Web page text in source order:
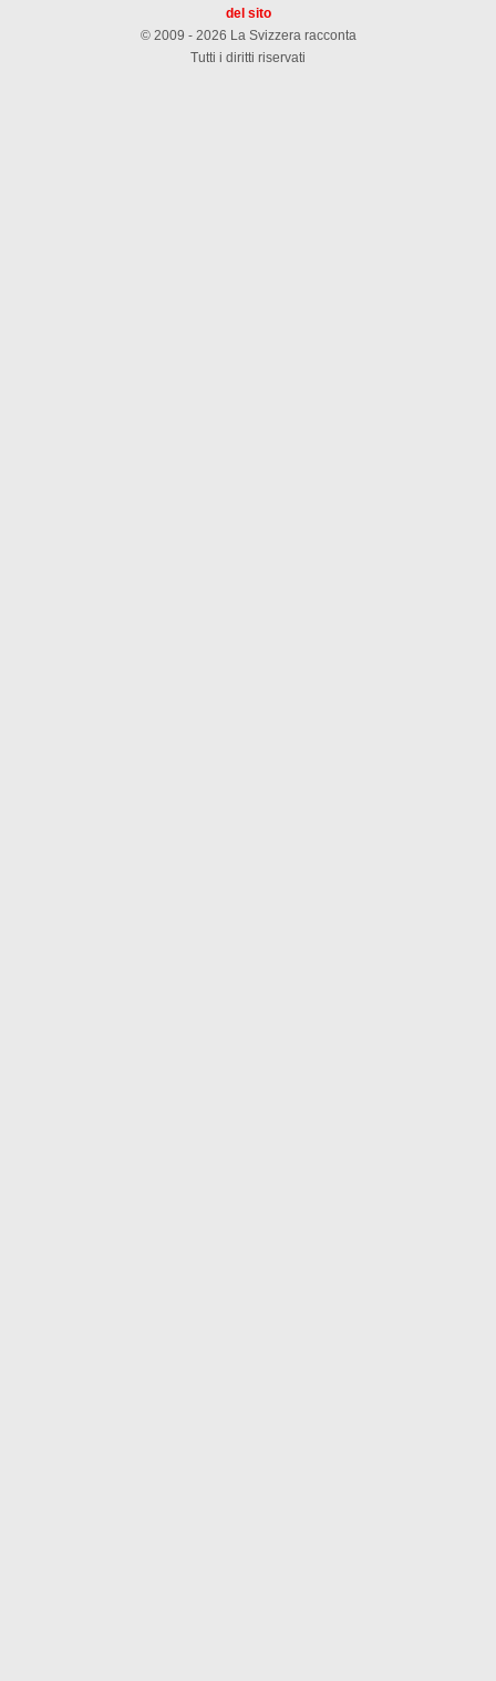
del sito
© 2009 - 2026 La Svizzera racconta
Tutti i diritti riservati